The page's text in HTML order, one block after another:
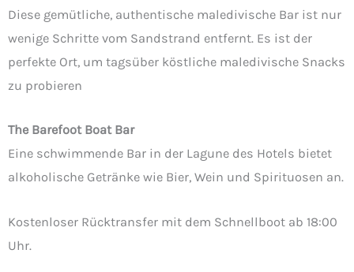
Diese gemütliche, authentische maledivische Bar ist nur
wenige Schritte vom Sandstrand entfernt. Es ist der
perfekte Ort, um tagsüber köstliche maledivische Snacks
zu probieren
The Barefoot Boat Bar
Eine schwimmende Bar in der Lagune des Hotels bietet
alkoholische Getränke wie Bier, Wein und Spirituosen an.
Kostenloser Rücktransfer mit dem Schnellboot ab 18:00
Uhr.